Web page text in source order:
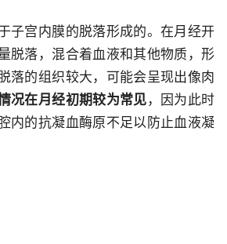
子宫内膜的脱落形成的。在月经开
脱落，混合着血液和其他物质，形
落的组织较大，可能会呈现出像肉
况在月经初期较为常见 ，因为此时
内的抗凝血酶原不足以防止血液凝